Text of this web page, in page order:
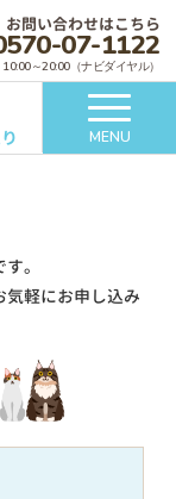
お問い合わせはこちら
07-1122
10:00～20:00（ナビダイヤル）
MENU
。
軽にお申し込み